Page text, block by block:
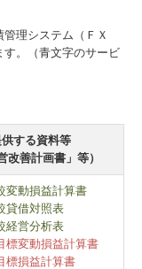
理システム（ＦＸ
す。（青文字のサービ
する資料等
改善計画書」等）
動損益計算書
貸借対照表
経営分析表
変動損益計算書
損益計算書